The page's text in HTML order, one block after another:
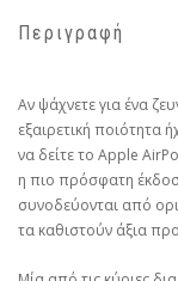
Περιγραφή
Αν ψάχνετε για ένα
εξαιρετική ποιότητα
να δείτε το Apple
η πιο πρόσφατη
συνοδεύονται από
τα καθιστούν άξια